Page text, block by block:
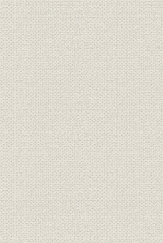
役員
財務・業績
財務・業績
財務・業績